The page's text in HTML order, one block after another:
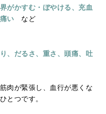
がかすむ・ぼやける、充血
い など
、だるさ、重さ、頭痛、吐
肉が緊張し、血行が悪くな
とつです。